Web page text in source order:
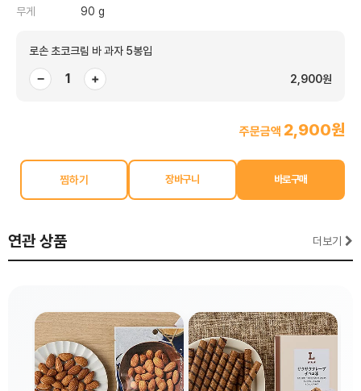
무게
90 g
로손 초코크림 바 과자 5봉입
− + 2,900원
주문금액 2,900원
찜하기
연관 상품 더보기